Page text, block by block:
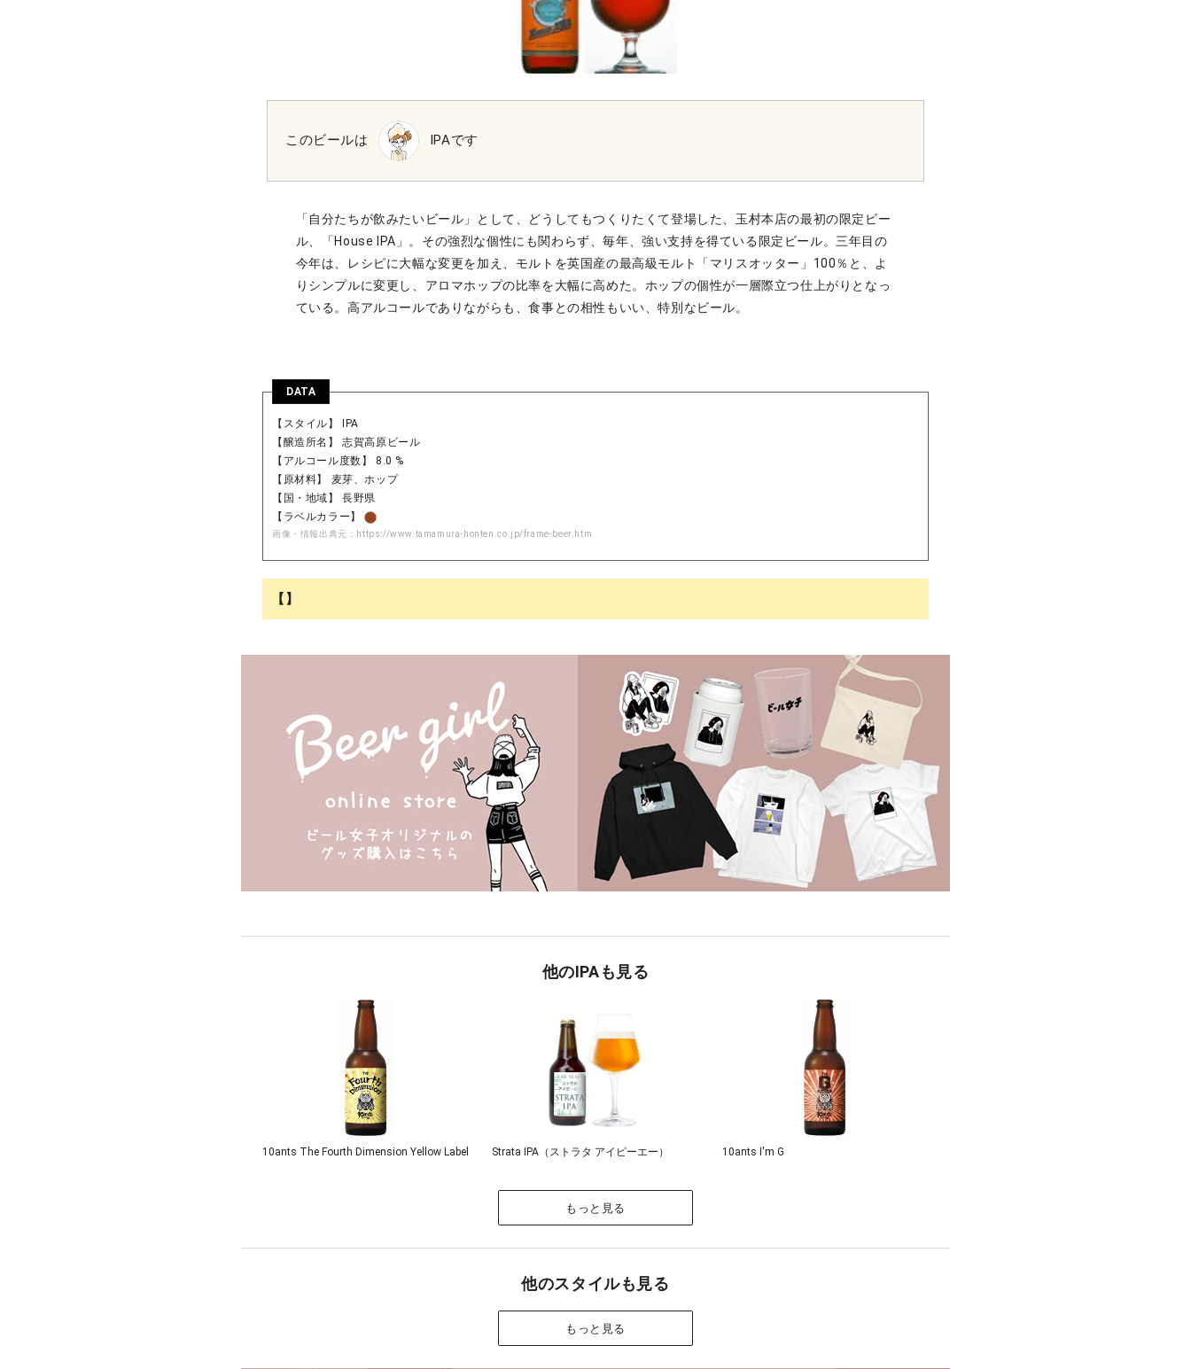
このビールは IPAです
「自分たちが飲みたいビール」として、どうしてもつくりたくて登場した、玉村本店の最初の限定ビー
ル、「House IPA」。その強烈な個性にも関わらず、毎年、強い支持を得ている限定ビール。三年目の
今年は、レシピに大幅な変更を加え、モルトを英国産の最高級モルト「マリスオッター」100％と、よ
りシンプルに変更し、アロマホップの比率を大幅に高めた。ホップの個性が一層際立つ仕上がりとなっ
ている。高アルコールでありながらも、食事との相性もいい、特別なビール。
DATA
【スタイル】 IPA
【醸造所名】 志賀高原ビール
【アルコール度数】 8.0 %
【原材料】 麦芽、ホップ
【国・地域】 長野県
【ラベルカラー】
画像・情報出典元： https://www.tamamura-honten.co.jp/frame-beer.htm
【】
他のIPAも見る
10ants The Fourth Dimension Yellow Label Strata IPA（ストラタ アイピーエー） 10ants I'm G
もっと見る
他のスタイルも見る
もっと見る